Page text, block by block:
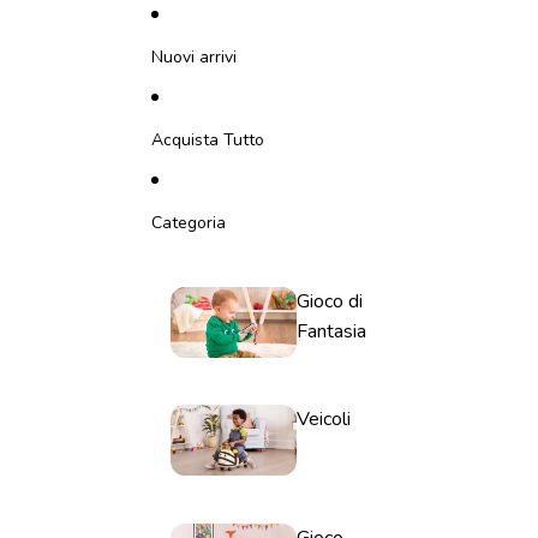
Nuovi arrivi
Acquista Tutto
Categoria
Gioco di
Fantasia
Veicoli